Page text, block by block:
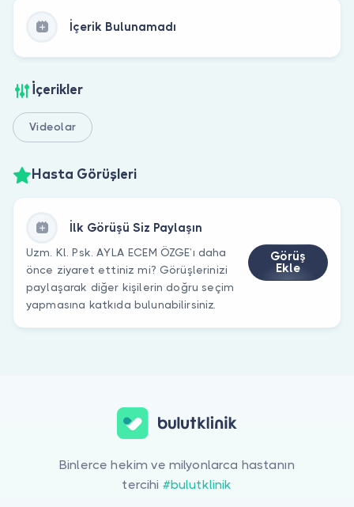
İçerik Bulunamadı
İçerikler
Videolar
Hasta Görüşleri
İlk Görüşü Siz Paylaşın
Uzm. Kl. Psk. AYLA ECEM ÖZGE’ı daha
önce ziyaret ettiniz mi? Görüşlerinizi
paylaşarak diğer kişilerin doğru seçim
yapmasına katkıda bulunabilirsiniz.
Görüş
Ekle
Binlerce hekim ve milyonlarca hastanın
tercihi #bulutklinik